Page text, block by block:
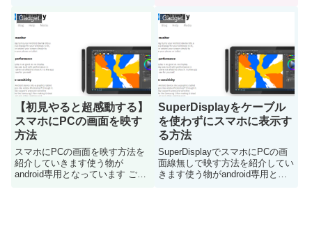
介します
Gadget
【初見やると超感動する】
スマホにPCの画面を映す
方法
スマホにPCの画面を映す方法を
紹介していきます使う物が
android専用となっています ご注
Gadget
SuperDisplayをケーブル
を使わずにスマホに表示す
る方法
SuperDisplayでスマホにPCの画
面線無しで映す方法を紹介してい
きます使う物がandroid専用とな